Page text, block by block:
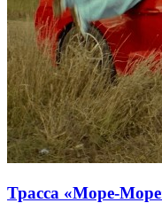
Трасса «Море-